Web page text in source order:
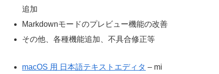
追加
Markdownモードのプレビュー機能の改善
その他、各種機能追加、不具合修正等
macOS 用 日本語テキストエディタ – mi